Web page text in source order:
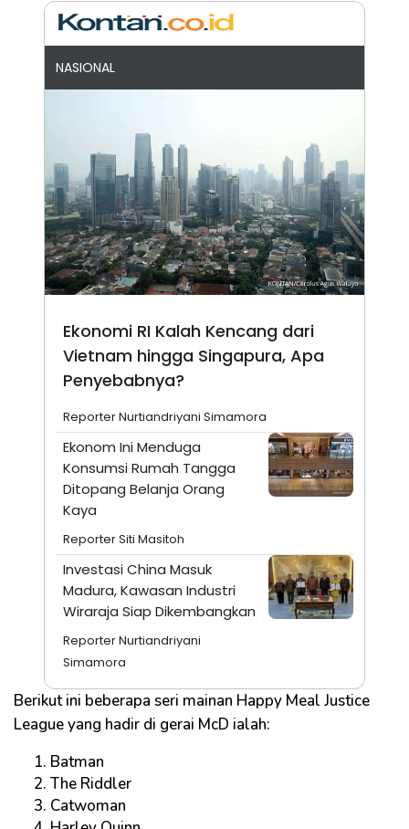
NASIONAL
Ekonomi RI Kalah Kencang dari
Vietnam hingga Singapura, Apa
Penyebabnya?
Reporter Nurtiandriyani Simamora
Ekonom Ini Menduga
Konsumsi Rumah Tangga
Ditopang Belanja Orang
Kaya
Reporter Siti Masitoh
Investasi China Masuk
Madura, Kawasan Industri
Wiraraja Siap Dikembangkan
Reporter Nurtiandriyani
Simamora
Berikut ini beberapa seri mainan Happy Meal Justice
League yang hadir di gerai McD ialah:
Batman
The Riddler
Catwoman